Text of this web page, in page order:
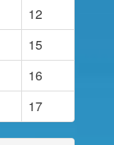
12
15
16
17